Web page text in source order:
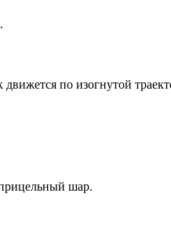
по изогнутой
шар.